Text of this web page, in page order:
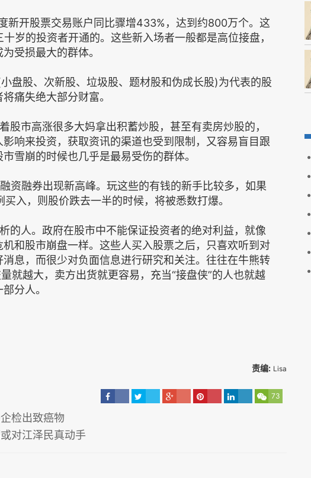
新开股票交易账户同比骤增433%，达到约800万个。这
岁的投资者开通的。这些新入场者一般都是高位接盘，
受损最大的群体。
盘股、次新股、垃圾股、题材股和伪成长股)为代表的股
痛失绝大部分财富。
股市高涨很多大妈拿出积蓄炒股，甚至有卖房炒股的，
响来投资，获取资讯的渠道也受到限制，又容易盲目跟
雪崩的时候也几乎是最易受伤的群体。
资融券出现新高峰。玩这些的有钱的新手比较多，如果
入，则股价跌去一半的时候，将被悉数打爆。
的人。政府在股市中不能保证投资者的绝对利益，就像
和股市崩盘一样。这些人买入股票之后，只喜欢听到对
息，而很少对负面信息进行研究和关注。往往在牛熊转
就越大，卖方出货就更容易，充当“接盘侠”的人也就越
分人。
责编: Lisa
73
检出致癌物
对江泽民真动手